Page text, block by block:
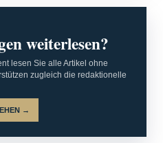
weiterlesen?
lesen Sie alle Artikel ohne
zugleich die redaktionelle
→